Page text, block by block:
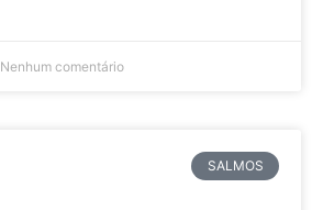
Nenhum comentário
SALMOS